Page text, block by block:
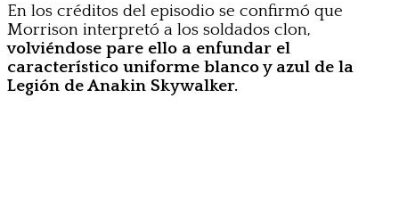
En los créditos del episodio se confirmó que
Morrison interpretó a los soldados clon,
volviéndose pare ello a enfundar el
característico uniforme blanco y azul de la
Legión de Anakin Skywalker.